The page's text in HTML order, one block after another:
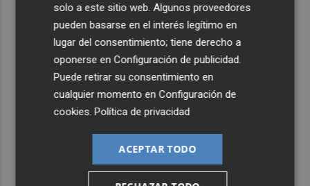
solo a este sitio web. Algunos proveedores
pueden basarse en el interés legítimo en
lugar del consentimiento; tiene derecho a
oponerse enConfiguración de publicidad
Puede retirar su consentimiento en
cualquier momento enConfiguración de
cookies .Política de privacidad
ACEPTAR TODO